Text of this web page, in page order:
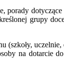
grupy
na dotarcie